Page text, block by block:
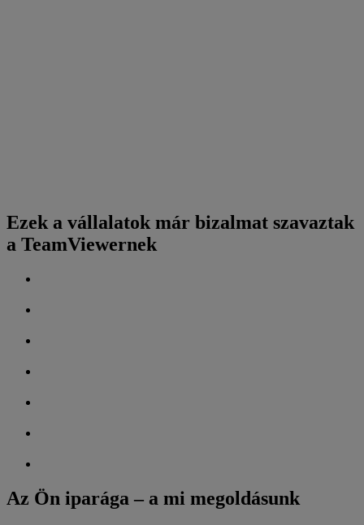
Ezek a vállalatok már bizalmat szavaztak
a TeamViewernek
Az Ön iparága – a mi megoldásunk